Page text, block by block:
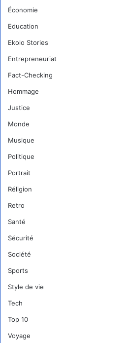
Économie
Education
Ekolo Stories
Entrepreneuriat
Fact-Checking
Hommage
Justice
Monde
Musique
Politique
Portrait
Réligion
Retro
Santé
Sécurité
Société
Sports
Style de vie
Tech
Top 10
Voyage